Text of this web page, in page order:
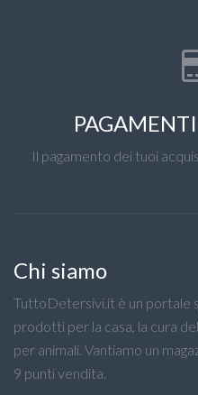
Il pagamento dei tuoi
Chi siamo
TuttoDetersivi.it è un portale
prodotti per la casa, la cura
per animali. Vantiamo un
9 punti vendita.